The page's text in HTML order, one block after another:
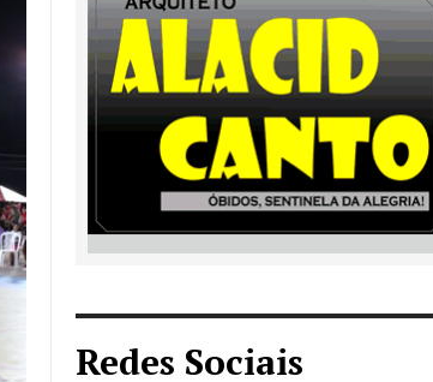
Redes Sociais